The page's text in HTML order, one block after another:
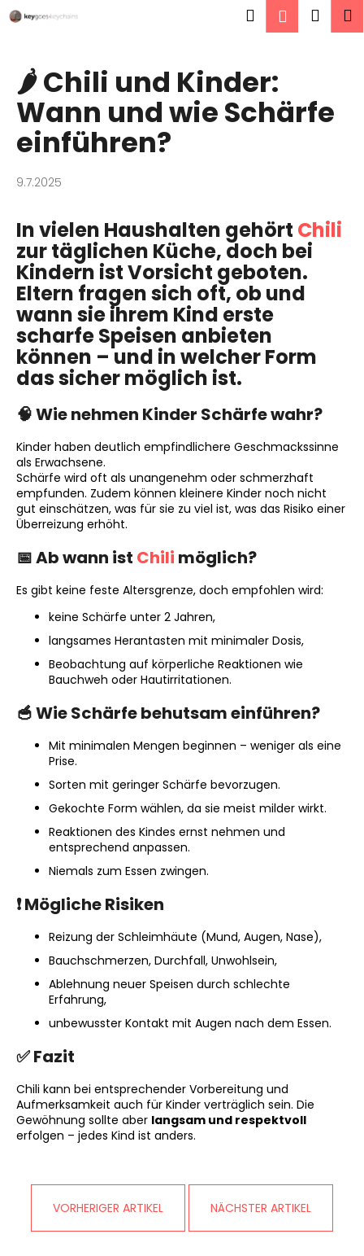
Zum
Inhalt
Suchen
Login
🌶️ Chili und Kinder:
Wann und wie Schärfe
einführen?
9.7.2025
In vielen Haushalten gehört Chili
zur täglichen Küche, doch bei
Kindern ist Vorsicht geboten.
Eltern fragen sich oft, ob und
wann sie ihrem Kind erste
scharfe Speisen anbieten
können – und in welcher Form
das sicher möglich ist.
🧠 Wie nehmen Kinder Schärfe wahr?
Kinder haben deutlich empfindlichere Geschmackssinne
als Erwachsene.
Schärfe wird oft als unangenehm oder schmerzhaft
empfunden. Zudem können kleinere Kinder noch nicht
gut einschätzen, was für sie zu viel ist, was das Risiko einer
Überreizung erhöht.
📅 Ab wann ist Chili möglich?
Es gibt keine feste Altersgrenze, doch empfohlen wird:
keine Schärfe unter 2 Jahren,
langsames Herantasten mit minimaler Dosis,
Beobachtung auf körperliche Reaktionen wie
Bauchweh oder Hautirritationen.
🥣 Wie Schärfe behutsam einführen?
Mit minimalen Mengen beginnen – weniger als eine
Prise.
Sorten mit geringer Schärfe bevorzugen.
Gekochte Form wählen, da sie meist milder wirkt.
Reaktionen des Kindes ernst nehmen und
entsprechend anpassen.
Niemals zum Essen zwingen.
❗ Mögliche Risiken
Reizung der Schleimhäute (Mund, Augen, Nase),
Bauchschmerzen, Durchfall, Unwohlsein,
Ablehnung neuer Speisen durch schlechte
Erfahrung,
unbewusster Kontakt mit Augen nach dem Essen.
✅ Fazit
Chili kann bei entsprechender Vorbereitung und
Aufmerksamkeit auch für Kinder verträglich sein. Die
Gewöhnung sollte aber langsam und respektvoll
erfolgen – jedes Kind ist anders.
VORHERIGER ARTIKEL NÄCHSTER ARTIKEL
W
a
zum
zum
W
a
s
s
u
c
h
e
n
S
i
e
?
W
i
r
e
m
p
KEYGOES:CHILI
HOTSAUCE
SCHLÜSSELANHÄNGER
MIT
CHILISAUCE